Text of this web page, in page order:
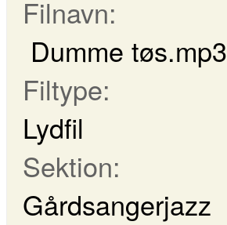
Filnavn:
Dumme tøs.mp3
Filtype:
Lydfil
Sektion:
Gårdsangerjazz